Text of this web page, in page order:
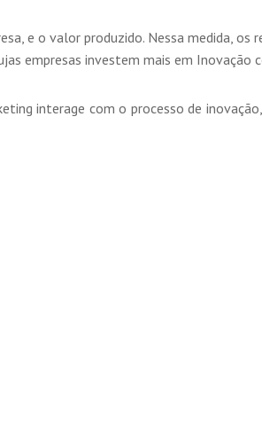
e o valor produzido. Nessa medida, os
empresas investem mais em Inovação
interage com o processo de